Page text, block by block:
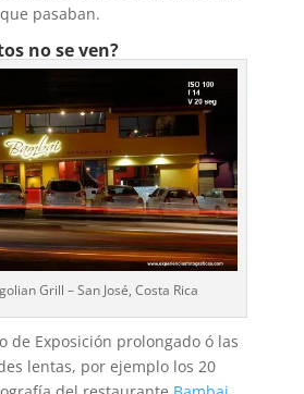
pasaban.
no se ven?
Grill – San José, Costa Rica
de Exposición prolongado ó las
lentas, por ejemplo los 20